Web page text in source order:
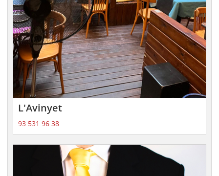
L'Avinyet
93 531 96 38